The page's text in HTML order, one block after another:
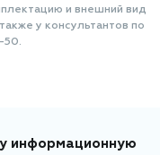
и внешний вид
у консультантов по
50.
информационную